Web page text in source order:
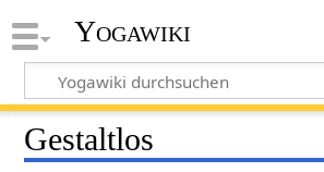
Yogawiki
Gestaltlos